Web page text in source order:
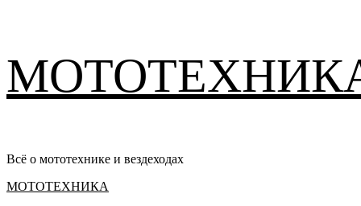
содержимому
Всё о мототехнике и вездеходах
Основное
МОТОТЕХНИКА